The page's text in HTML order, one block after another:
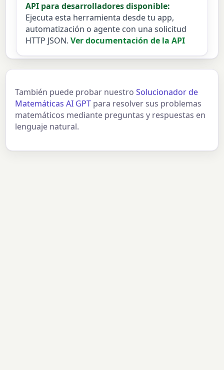
API para desarrolladores disponible:
Ejecuta esta herramienta desde tu app,
automatización o agente con una solicitud
HTTP JSON. Ver documentación de la API
También puede probar nuestroSolucionador de
Matemáticas AI GPT para resolver sus problemas
matemáticos mediante preguntas y respuestas en
lenguaje natural.